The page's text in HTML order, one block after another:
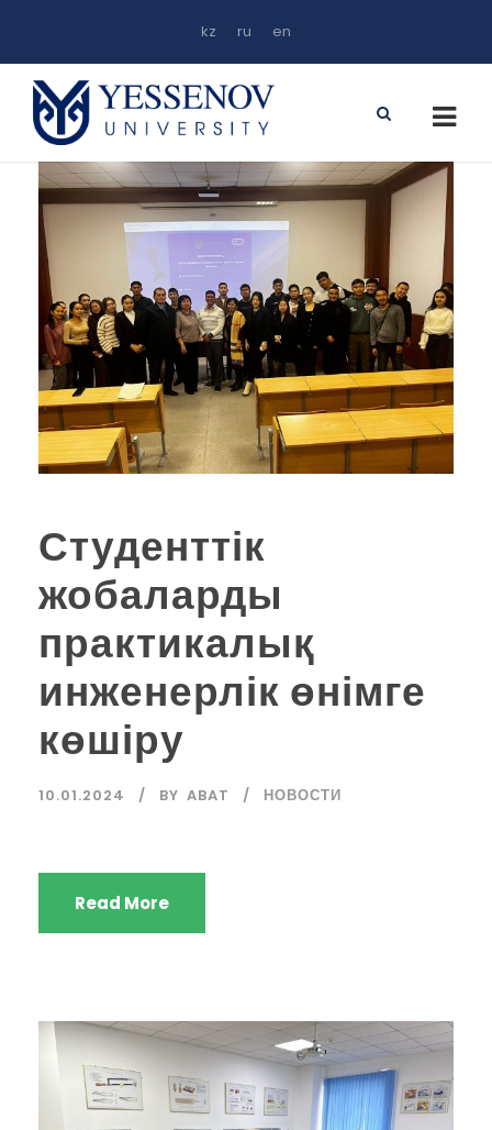
kz ru en
Студенттік
жобаларды
практикалық
инженерлік өнімге
көшіру
10.01.2024 BY ABAT НОВОСТИ
Read More